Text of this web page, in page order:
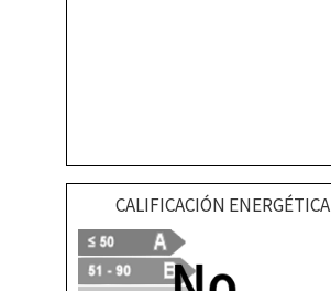
CALIFICACIÓN ENERGÉTICA